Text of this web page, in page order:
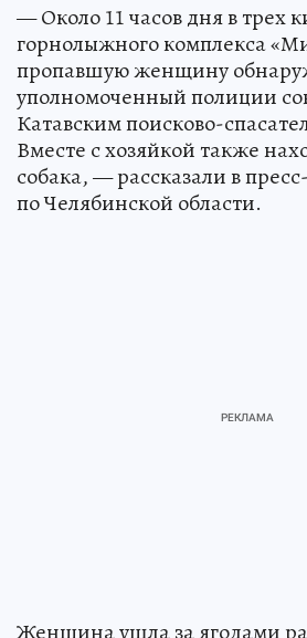
— Около 11 часов дня в трех
горнолыжного комплекса
пропавшую женщину
уполномоченный полиции
Катавским поисково-
Вместе с хозяйкой также
собака, — рассказали в
по Челябинской области.
Женщина ушла за ягодами